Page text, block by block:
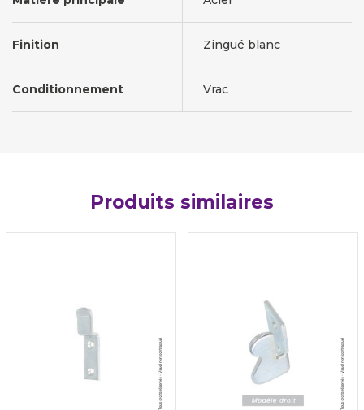
Finition Zingué blanc
Conditionnement Vrac
Produits similaires